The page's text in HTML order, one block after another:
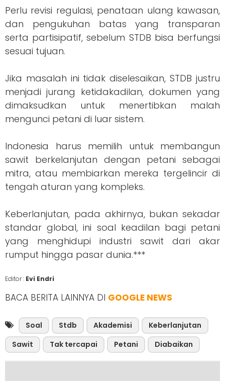
Perlu revisi regulasi, penataan ulang kawasan,
dan pengukuhan batas yang transparan
serta partisipatif, sebelum STDB bisa berfungsi
sesuai tujuan.
Jika masalah ini tidak diselesaikan, STDB justru
menjadi jurang ketidakadilan, dokumen yang
dimaksudkan untuk menertibkan malah
mengunci petani di luar sistem.
Indonesia harus memilih untuk membangun
sawit berkelanjutan dengan petani sebagai
mitra, atau membiarkan mereka tergelincir di
tengah aturan yang kompleks.
Keberlanjutan, pada akhirnya, bukan sekadar
standar global, ini soal keadilan bagi petani
yang menghidupi industri sawit dari akar
rumput hingga pasar dunia.***
Editor : Evi Endri
BACA BERITA LAINNYA DI GOOGLE NEWS
Soal Stdb Akademisi
Keberlanjutan
Sawit
Tak tercapai Petani Diabaikan